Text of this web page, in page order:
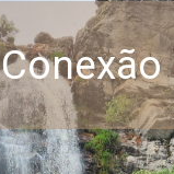
Conexão